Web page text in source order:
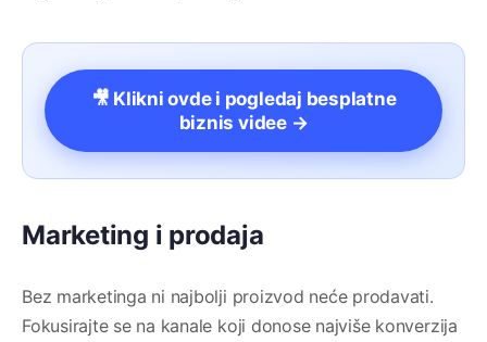
🎥 Klikni ovde i pogledaj besplatne
biznis videe →
Marketing i prodaja
Bez marketinga ni najbolji proizvod neće prodavati.
Fokusirajte se na kanale koji donose najviše konverzija